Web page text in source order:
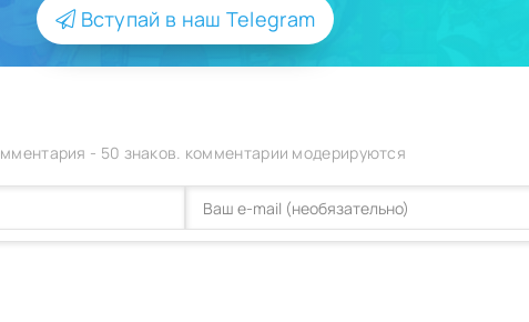
Вступай в наш Telegram
- 50 знаков. комментарии модерируются